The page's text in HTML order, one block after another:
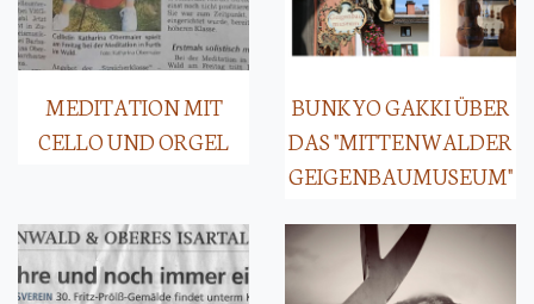
MEDITATION MIT
CELLO UND ORGEL
BUNKYO GAKKI ÜBER
DAS "MITTENWALDER
GEIGENBAUMUSEUM"